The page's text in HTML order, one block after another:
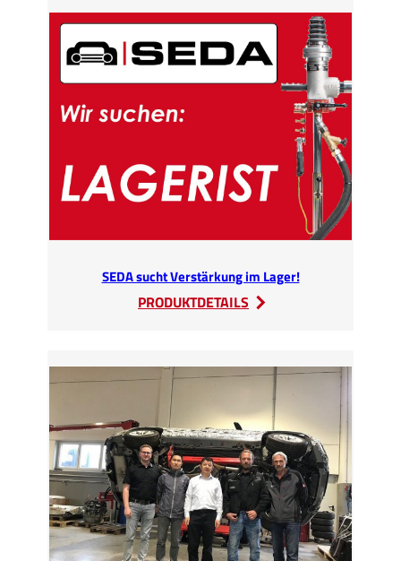
der
13.
Autoverwertertagung
2019
SEDA sucht Verstärkung im Lager!
PRODUKTDETAILS
:
Verstärkung
im
Lager!